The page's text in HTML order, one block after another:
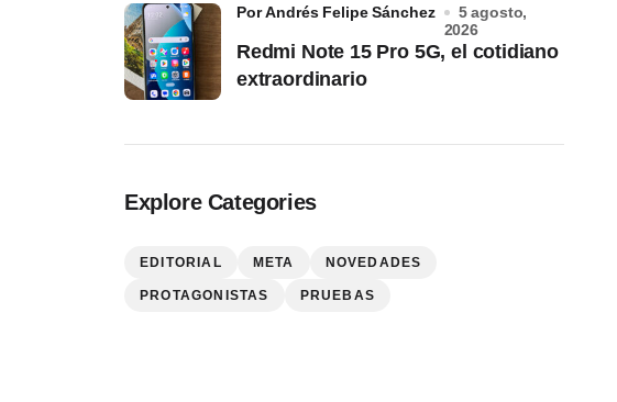
Redmi Note 15 Pro 5G, el cotidiano
extraordinario
por Andrés Felipe Sánchez
5 agosto,
2026
Explore Categories
EDITORIAL META NOVEDADES
PROTAGONISTAS PRUEBAS